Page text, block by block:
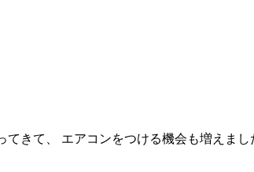
きて、 エアコンをつける機会も増えま